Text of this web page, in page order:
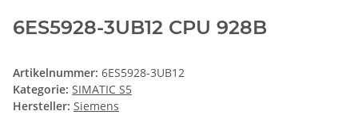
6ES5928-3UB12 CPU 928B
Artikelnummer: 6ES5928-3UB12
Kategorie: SIMATIC S5
Hersteller: Siemens